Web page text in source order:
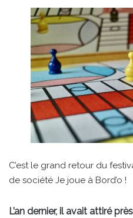
C’est le grand retour du
de société Je joue à Bord’o !
L’an dernier, il avait attiré